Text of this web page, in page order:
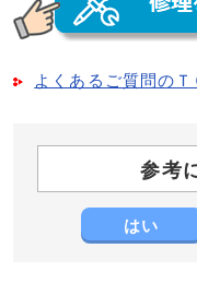
よくあるご質問のＴ
参考
はい